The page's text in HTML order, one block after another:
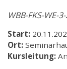
WBB-FKS-WE-
Start:
Ort:
Kursleitung: